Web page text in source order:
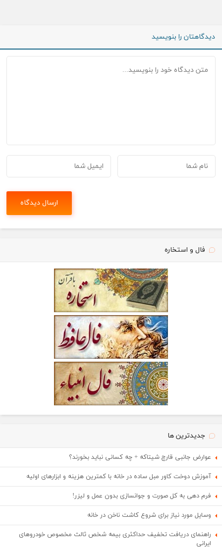
دیدگاهتان را بنویسید
فال و استخاره
جدیدترین ها
عوارض جانبی قارچ شیتاکه + چه کسانی نباید بخورند؟
آموزش دوخت کاور مبل ساده در خانه با کمترین هزینه و ابزارهای اولیه
فرم دهی به کل صورت و جوانسازی بدون عمل و لیزر!
وسایل مورد نیاز برای شروع کاشت ناخن در خانه
راهنمای دریافت تخفیف حداکثری بیمه شخص ثالث مخصوص خودروهای
ایرانی